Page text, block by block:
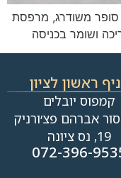
סופר משודרג, מרפסת
ושומר בכניסה
ראשון לציון
קמפוס יובלים
אברהם פצ׳ורניק
19, נס ציונה
072-396-